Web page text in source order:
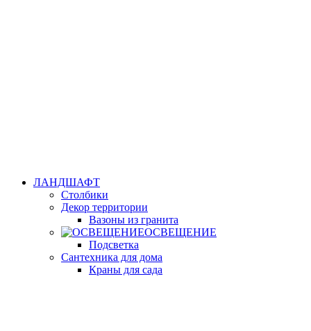
ЛАНДШАФТ
Столбики
Декор территории
Вазоны из гранита
ОСВЕЩЕНИЕ
Подсветка
Сантехника для дома
Краны для сада